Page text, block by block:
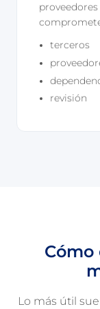
terceros
revisión
Cómo
Lo más útil